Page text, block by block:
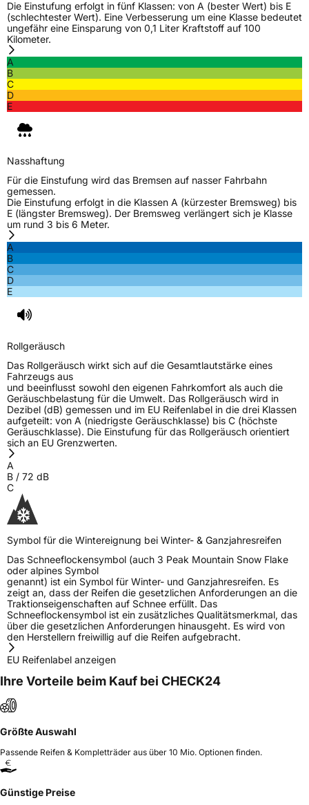
EPREL ID452323
Allgemeine Produktsicherheit (GPSR)
Die Einstufung erfolgt in fünf Klassen: von A (bester Wert) bis E
(schlechtester Wert). Eine Verbesserung um eine Klasse bedeutet
ungefähr eine Einsparung von 0,1 Liter Kraftstoff auf 100
Kilometer.
A
B
C
D
E
Nasshaftung
Für die Einstufung wird das Bremsen auf nasser Fahrbahn
gemessen.
Die Einstufung erfolgt in die Klassen A (kürzester Bremsweg) bis
E (längster Bremsweg). Der Bremsweg verlängert sich je Klasse
um rund 3 bis 6 Meter.
A
B
C
D
E
Rollgeräusch
Das Rollgeräusch wirkt sich auf die Gesamtlautstärke eines
Fahrzeugs aus
und beeinflusst sowohl den eigenen Fahrkomfort als auch die
Geräuschbelastung für die Umwelt. Das Rollgeräusch wird in
Dezibel (dB) gemessen und im EU Reifenlabel in die drei Klassen
aufgeteilt: von A (niedrigste Geräuschklasse) bis C (höchste
Geräuschklasse). Die Einstufung für das Rollgeräusch orientiert
sich an EU Grenzwerten.
A
B / 72 dB
C
Symbol für die Wintereignung bei Winter- & Ganzjahresreifen
Das Schneeflockensymbol (auch 3 Peak Mountain Snow Flake
oder alpines Symbol
genannt) ist ein Symbol für Winter- und Ganzjahresreifen. Es
zeigt an, dass der Reifen die gesetzlichen Anforderungen an die
Traktionseigenschaften auf Schnee erfüllt. Das
Schneeflockensymbol ist ein zusätzliches Qualitätsmerkmal, das
über die gesetzlichen Anforderungen hinausgeht. Es wird von
den Herstellern freiwillig auf die Reifen aufgebracht.
EU Reifenlabel anzeigen
Ihre Vorteile beim Kauf bei CHECK24
Größte Auswahl
Passende Reifen & Kompletträder aus über 10 Mio. Optionen finden.
Günstige Preise